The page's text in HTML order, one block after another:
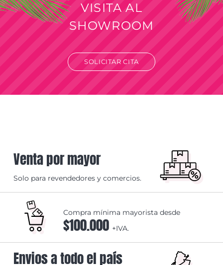
VISITA AL
SHOWROOM
SOLICITAR CITA
Venta por mayor
Solo para revendedores y comercios.
Compra mínima mayorista desde
$100.000 +IVA.
Envios a todo el país